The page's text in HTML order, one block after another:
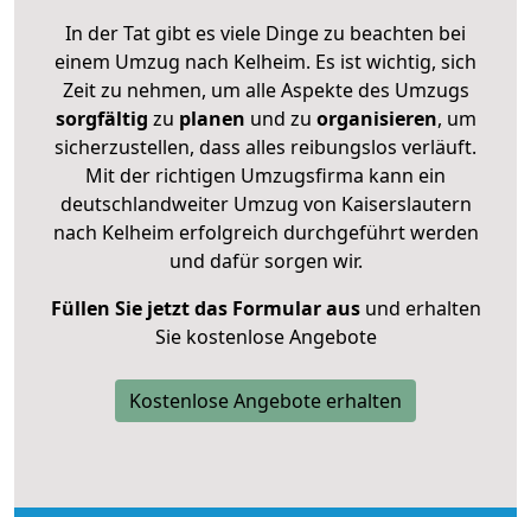
In der Tat gibt es viele Dinge zu beachten bei
einem Umzug nach Kelheim. Es ist wichtig, sich
Zeit zu nehmen, um alle Aspekte des Umzugs
sorgfältig zu planen und zu organisieren, um
sicherzustellen, dass alles reibungslos verläuft.
Mit der richtigen Umzugsfirma kann ein
deutschlandweiter Umzug von Kaiserslautern
nach Kelheim erfolgreich durchgeführt werden
und dafür sorgen wir.
Füllen Sie jetzt das Formular ausund erhalten
Sie kostenlose Angebote
Kostenlose Angebote erhalten